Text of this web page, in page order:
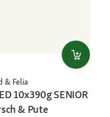
& Felia
10x390g SENIOR
& Pute